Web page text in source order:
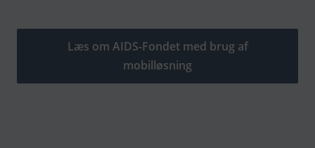
Læs om AIDS-Fondet med brug af
mobilløsning